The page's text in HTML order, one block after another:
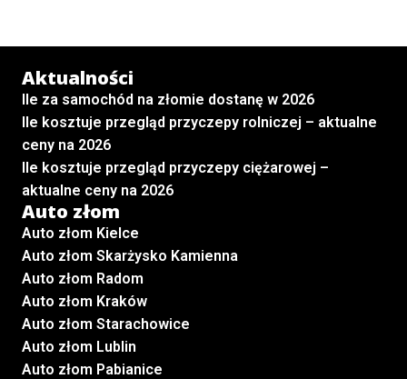
Aktualności
Ile za samochód na złomie dostanę w 2026
Ile kosztuje przegląd przyczepy rolniczej – aktualne
ceny na 2026
Ile kosztuje przegląd przyczepy ciężarowej –
aktualne ceny na 2026
Auto złom
Auto złom Kielce
Auto złom Skarżysko Kamienna
Auto złom Radom
Auto złom Kraków
Auto złom Starachowice
Auto złom Lublin
Auto złom Pabianice